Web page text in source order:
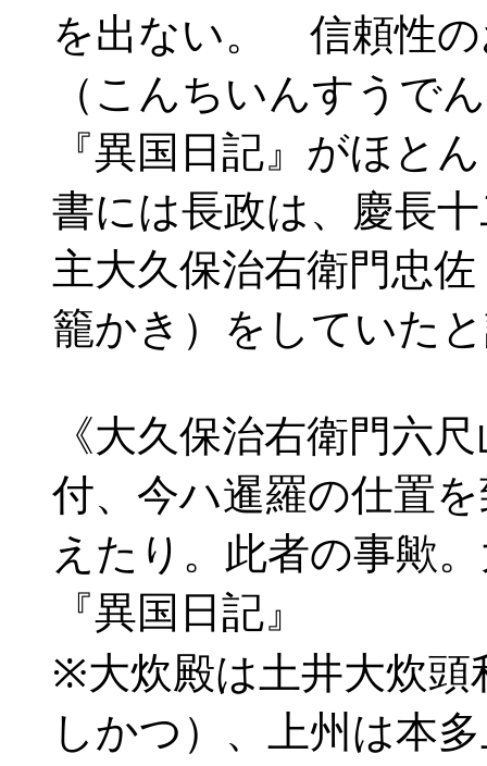
を出ない。 信頼性の
（こんちいんすうで
『異国日記』がほと
書には長政は、慶長
主大久保治右衛門忠
籠かき）をしていた
《大久保治右衛門六
付、今ハ暹羅の仕置
えたり。此者の事歟
『異国日記』
※大炊殿は土井大炊
しかつ）、上州は本